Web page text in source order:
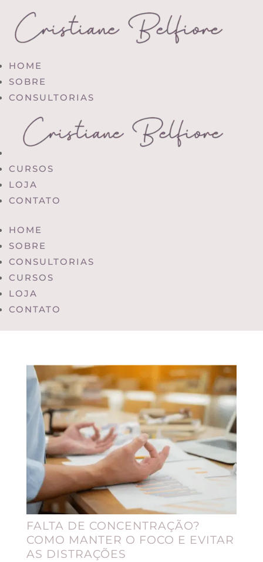
HOME
SOBRE
CONSULTORIAS
CURSOS
LOJA
CONTATO
HOME
SOBRE
CONSULTORIAS
CURSOS
LOJA
CONTATO
FALTA DE CONCENTRAÇÃO?
COMO MANTER O FOCO E EVITAR
AS DISTRAÇÕES